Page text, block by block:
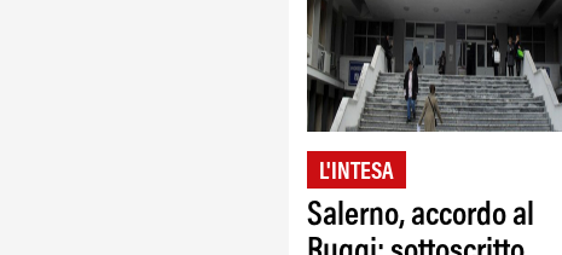
L'INTESA
Salerno, accordo al